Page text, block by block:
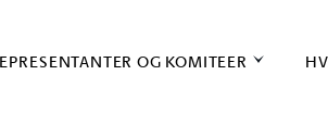
OG KOMITEER